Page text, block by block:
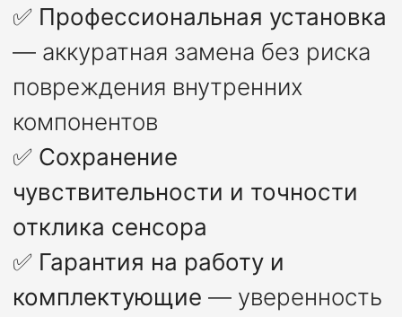
✅ Профессиональная установка
— аккуратная замена без риска
повреждения внутренних
компонентов
✅ Сохранение
чувствительности и точности
отклика сенсора
✅ Гарантия на работу и
комплектующие — уверенность